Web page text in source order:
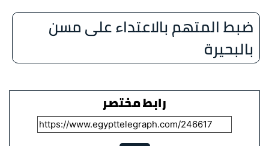
ضبط المتهم بالاعتداء على مسن
بالبحيرة
رابط مختصر